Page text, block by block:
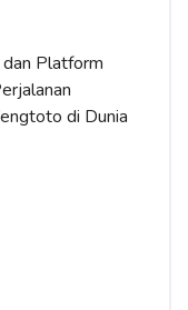
Platform
di Dunia